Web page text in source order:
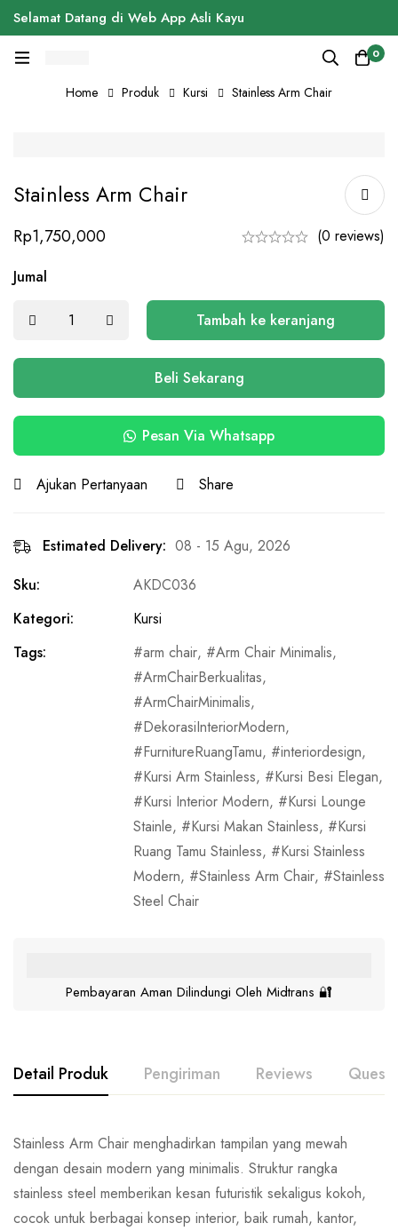
Selamat Datang di Web App Asli Kayu
0
Home Produk Kursi Stainless Arm Chair
Stainless Arm Chair
Rp1,750,000
(0 reviews)
Jumal
Tambah ke keranjang
Beli Sekarang
Pesan Via Whatsapp
Ajukan Pertanyaan Share
Estimated Delivery: 08 - 15 Agu, 2026
Sku:
AKDC036
Kategori:
Kursi
Tags:
arm chair, Arm Chair Minimalis,
ArmChairBerkualitas,
ArmChairMinimalis,
DekorasiInteriorModern,
FurnitureRuangTamu, interiordesign,
Kursi Arm Stainless, Kursi Besi Elegan,
Kursi Interior Modern,
Kursi Lounge
Stainle, Kursi Makan Stainless,
Kursi
Ruang Tamu Stainless,
Kursi Stainless
Modern, Stainless Arm Chair,
Stainless
Steel Chair
Pembayaran Aman Dilindungi Oleh Midtrans 🔐
Detail Produk Pengiriman Reviews
Stainless Arm Chair menghadirkan tampilan yang mewah
dengan desain modern yang minimalis. Struktur rangka
stainless steel memberikan kesan futuristik sekaligus kokoh,
cocok untuk berbagai konsep interior, baik rumah, kantor,